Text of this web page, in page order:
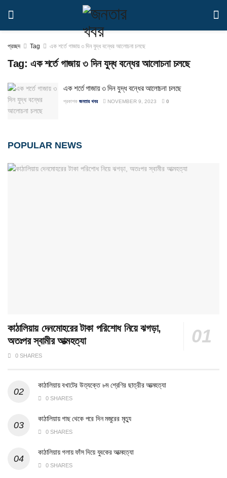
প্রচ্ছদ Tag এক শর্তে গাজায় ৩ দিন যুদ্ধ বন্ধের আলোচনা চলছে
Tag: এক শর্তে গাজায় ৩ দিন যুদ্ধ বন্ধের আলোচনা চলছে
এক শর্তে গাজায় ৩ দিন যুদ্ধ বন্ধের আলোচনা চলছে
প্রকাশক জনতার খবর NOVEMBER 9, 2023 0
POPULAR NEWS
কাঠালিয়ায় দেনমোহরের টাকা পরিশোধ নিয়ে ঝগড়া,
অতঃপর স্বামীর আত্মহত্যা
0 SHARES
কাঠালিয়ায় বখাটের উত্যক্তে ৮ম শ্রেণির ছাত্রীর আত্মহত্যা
0 SHARES
কাঠালিয়ায় গাছ থেকে পরে দিন মজুরের মৃত্যু
0 SHARES
কাঠালিয়ায় গলায় ফাঁস দিয়ে যুবকের আত্মহত্যা
0 SHARES